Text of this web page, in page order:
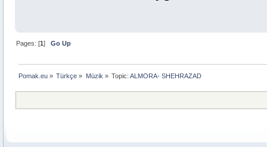
Pages: [1]Go Up
Pomak.eu » Türkçe » Müzik » Topic:ALMORA- SHEHRAZAD